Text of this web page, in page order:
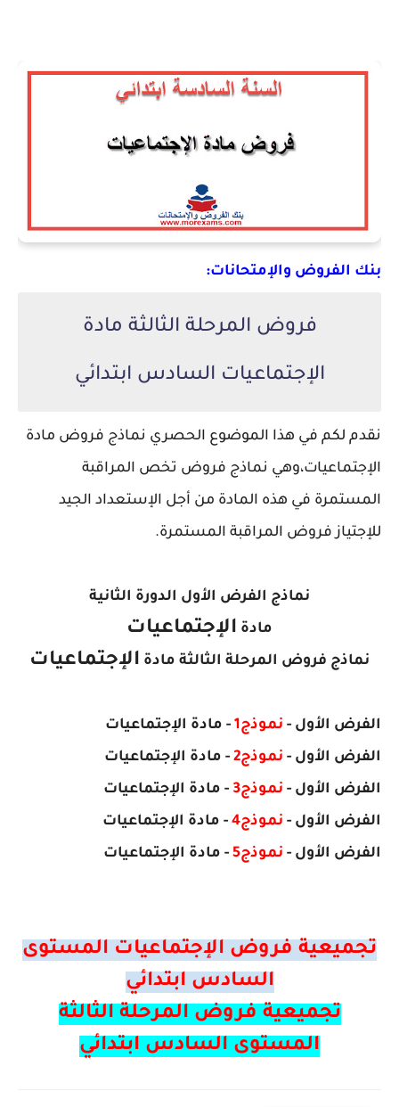
بنك الفروض والإمتحانات:
فروض المرحلة الثالثة مادة
الإجتماعيات السادس ابتدائي
نقدم لكم في هذا الموضوع الحصري نماذج فروض مادة
الإجتماعيات،وهي نماذج فروض تخص المراقبة
المستمرة في هذه المادة من أجل الإستعداد الجيد
للإجتياز فروض المراقبة المستمرة.
نماذج الفرض الأول الدورة الثانية
مادة الإجتماعيات
نماذج فروض المرحلة الثالثة مادة الإجتماعيات
الفرض الأول - نموذج1
- مادة الإجتماعيات
الفرض الأول - نموذج2 - مادة الإجتماعيات
الفرض الأول - نموذج3 - مادة الإجتماعيات
الفرض الأول - نموذج4 - مادة الإجتماعيات
الفرض الأول - نموذج5 - مادة الإجتماعيات
تجميعية فروض الإجتماعيات المستوى
السادس ابتدائي
تجميعية فروض المرحلة الثالثة
المستوى السادس ابتدائي